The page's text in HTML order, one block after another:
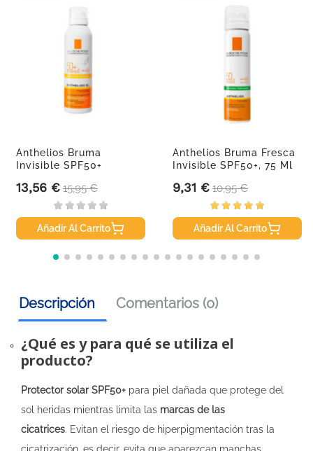
Anthelios Bruma
Invisible SPF50+
Precio
13,56 € Precio base
15,95 €
Añadir Al Carrito
Anthelios Bruma Fresca
Invisible SPF50+, 75 Ml
Precio
9,31 € Precio base
10,95 €
Añadir Al Carrito
Descripción Comentarios (0)
¿Qué es y para qué se utiliza el
producto?
Protector solar SPF50+ para piel dañada que protege del
sol heridas mientras limita las marcas de las
cicatrices. Evitan el riesgo de hiperpigmentación tras la